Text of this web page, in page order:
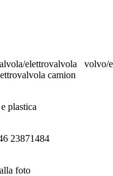
elettrovalvola volvo/
camion
plastica
23871484
foto